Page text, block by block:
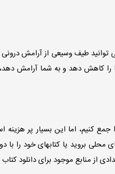
طیف وسیعی از آرامش درونی
را کاهش دهد و به شما آرامش
کنیم، اما این بسیار پر
محلی بروید یا کتابهای خود را
از منابع موجود برای دانلود